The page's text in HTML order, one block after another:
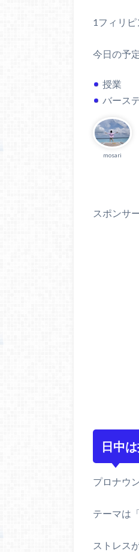
1フィリピ
今日の予
授業
バース
mosari
スポンサ
日中
プロナウ
テーマは
ストレス